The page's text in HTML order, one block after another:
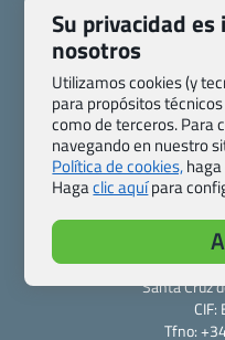
Quienes
Pasaporte, Visado,
Preguntas
Política de
Todas las
Last
c/
38660
Santa Cruz
Tfno:
Su privacidad
nosotros
Utilizamos cookies (y
para propósitos
como de terceros. Para
navegando en nuestro
Política de cookies,
Hagaclic aquípara